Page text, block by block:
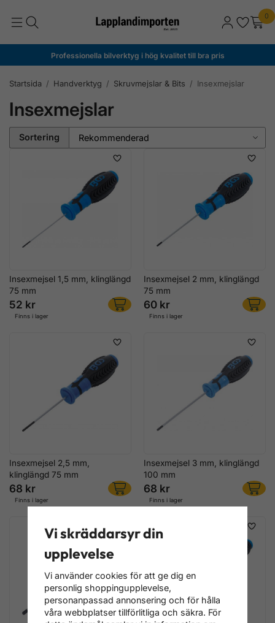
0
Professionella bilverktyg i hög kvalitet till bra pris
Startsida / Handverktyg / Skruvmejslar & Bits / Insexmejslar
Insexmejslar
Sortering
Insexmejsel 1,5 mm, klinglängd
75 mm
52 kr
Finns i lager
Insexmejsel 2 mm, klinglängd
75 mm
60 kr
Finns i lager
Insexmejsel 2,5 mm,
klinglängd 75 mm
68 kr
Finns i lager
Insexmejsel 3 mm, klinglängd
100 mm
68 kr
Finns i lager
Vi skräddarsyr din
upplevelse
Vi använder cookies för att ge dig en
personlig shoppingupplevelse,
personanpassad annonsering och för hålla
våra webbplatser tillförlitliga och säkra. För